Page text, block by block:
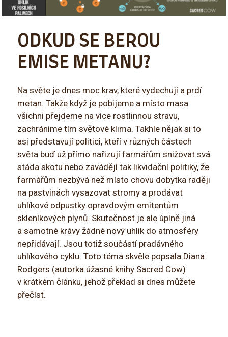
ODKUD SE BEROU
EMISE METANU?
Na světe je dnes moc krav, které vydechují a prdí
metan. Takže když je pobijeme a místo masa
všichni přejdeme na více rostlinnou stravu,
zachráníme tím světové klima. Takhle nějak si to
asi představují politici, kteří v různých částech
světa buď už přímo nařizují farmářům snižovat svá
stáda skotu nebo zavádějí tak likvidační politiky, že
farmářům nezbývá než místo chovu dobytka raději
na pastvinách vysazovat stromy a prodávat
uhlíkové odpustky opravdovým emitentům
skleníkových plynů. Skutečnost je ale úplně jiná
a samotné krávy žádné nový uhlík do atmosféry
nepřidávají. Jsou totiž součástí pradávného
uhlíkového cyklu. Toto téma skvěle popsala Diana
Rodgers (autorka úžasné knihy Sacred Cow)
v krátkém článku, jehož překlad si dnes můžete
přečíst.